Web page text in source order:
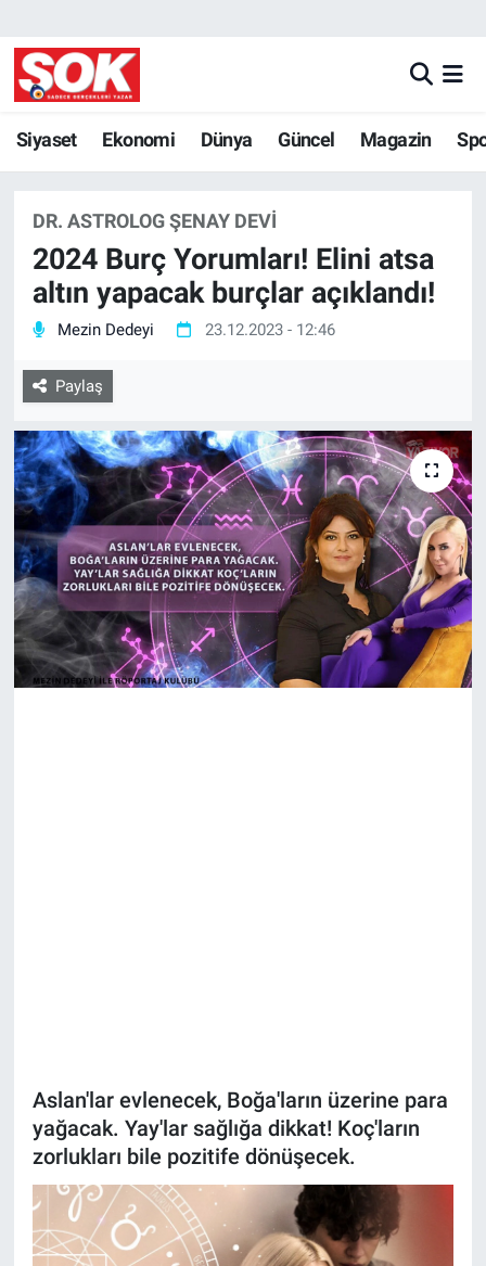
Siyaset Ekonomi Dünya Güncel Magazin
DR. ASTROLOG ŞENAY DEVI
2024 Burç Yorumları! Elini atsa
altın yapacak burçlar açıklandı!
Mezin Dedeyi 23.12.2023 - 12:46
Paylaş
Aslan'lar evlenecek, Boğa'ların üzerine para
yağacak. Yay'lar sağlığa dikkat! Koç'ların
zorlukları bile pozitife dönüşecek.
GÜNDEM
DÜNYA
MAGAZİN
KÜLTÜR SANAT
TEKNOLOJİ
SAĞLIK
EKONOMİ
EĞİTİM
ÖZEL HABER
Yaşam
Gözden Kaçmasın
İletişim (Künye)
Nöbetçi Eczaneler
Hava Durumu
Trafik Durumu
Süper Lig Puan Durumu ve Fikstür
Haber Arşivi